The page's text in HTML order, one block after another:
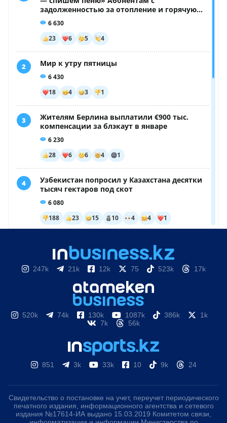
247k 21k 12k 75 523k 17k
520k 74k 130k 1087k 386k
1k
7k
56k
851 3k 33k 10 9k 24
Свидетельство о постановке на учет, переучет периодического
печатного издания, информационного агентства и сетевого
издания №17614-ИА выдано 15.03.2019 Комитетом связи,